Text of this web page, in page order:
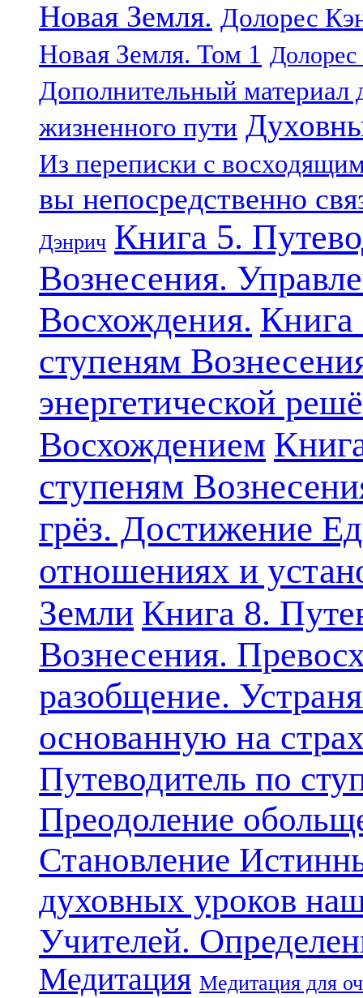
Новая Земля. Долорес
Новая Земля. Том 1
Дополнительный материал
жизненного пути
Из переписки с
вы непосредственно
Дэнрич Книга 5.
Вознесения.
Восхождения. Книга
ступеням
энергетической
Восхождением
ступеням
грёз. Достижение
отношениях и
Земли Книга 8.
Вознесения.
разобщение.
основанную на
Путеводитель по
Преодоление
Становление
духовных уроков
Учителей.
Медитация Медитация для